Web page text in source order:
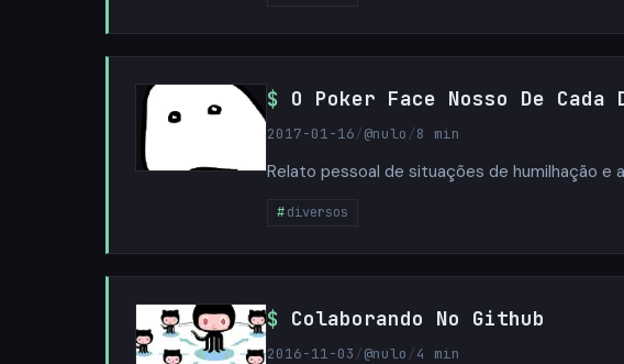
O Poker Face Nosso De Cada
2017-01-16/@nulo /8 min
Relato pessoal de situações de humilhação e
diversos
Colaborando No Github
2016-11-03/@nulo/4 min